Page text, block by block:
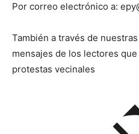
Por correo electrónico a:
También a través de
mensajes de los lectores
protestas vecinales